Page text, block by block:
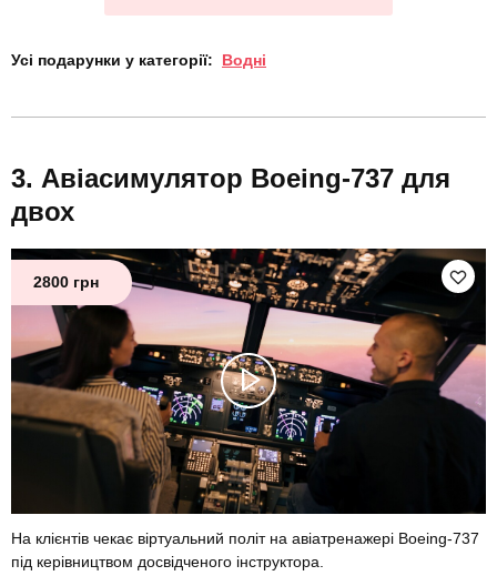
Усі подарунки у категорії: Водні
Авіасимулятор Boeing-737 для
двох
2800 грн
На клієнтів чекає віртуальний політ на авіатренажері Boeing-737
під керівництвом досвідченого інструктора.